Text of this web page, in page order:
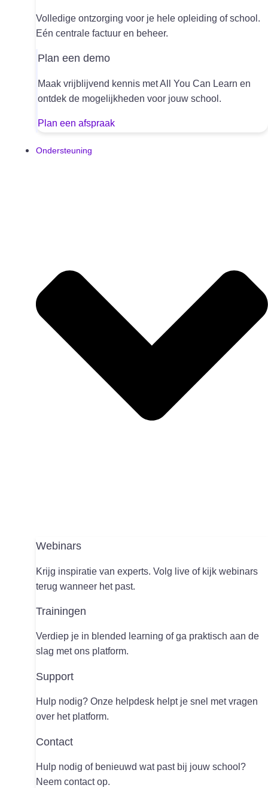
Volledige ontzorging voor je hele opleiding of school.
Eén centrale factuur en beheer.
Plan een demo
Maak vrijblijvend kennis met All You Can Learn en
ontdek de mogelijkheden voor jouw school.
Plan een afspraak
Ondersteuning
Webinars
Krijg inspiratie van experts. Volg live of kijk webinars
terug wanneer het past.
Trainingen
Verdiep je in blended learning of ga praktisch aan de
slag met ons platform.
Support
Hulp nodig? Onze helpdesk helpt je snel met vragen
over het platform.
Contact
Hulp nodig of benieuwd wat past bij jouw school?
Neem contact op.